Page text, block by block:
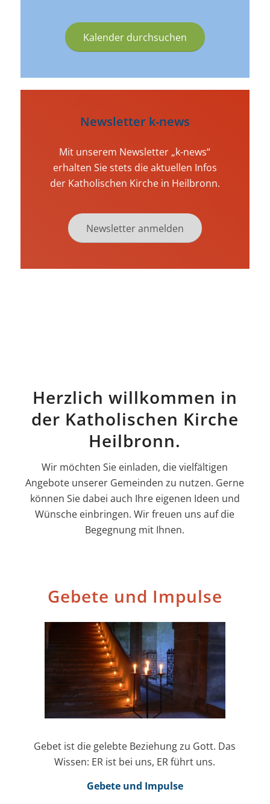
Kalender durchsuchen
Newsletter k-news
Mit unserem Newsletter „k-news“
erhalten Sie stets die aktuellen Infos
der Katholischen Kirche in Heilbronn.
Newsletter anmelden
Herzlich willkommen in
der Katholischen Kirche
Heilbronn.
Wir möchten Sie einladen, die vielfältigen
Angebote unserer Gemeinden zu nutzen. Gerne
können Sie dabei auch Ihre eigenen Ideen und
Wünsche einbringen. Wir freuen uns auf die
Begegnung mit Ihnen.
Gebete und Impulse
Gebet ist die gelebte Beziehung zu Gott. Das
Wissen: ER ist bei uns, ER führt uns.
Gebete und Impulse